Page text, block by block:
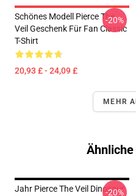
Schönes Modell Pierce The
Veil Geschenk Für Fan Classic
T-Shirt
20,93 £ - 24,09 £
-20%
MEHR
Jahr Pierce The Veil Dinosaur
-20%